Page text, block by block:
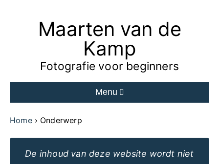
Maarten van de
Kamp
Fotografie voor beginners
Menu
Home Onderwerp
De inhoud van deze website wordt niet